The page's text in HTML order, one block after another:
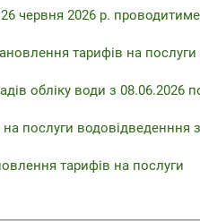
червня 2026 р.
тарифів на
обліку води з 08.06.2026
послуги водовідведенння
тарифів на послуги